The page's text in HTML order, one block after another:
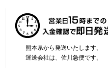
熊本県から発送いたします。
運送会社は、佐川急便です。